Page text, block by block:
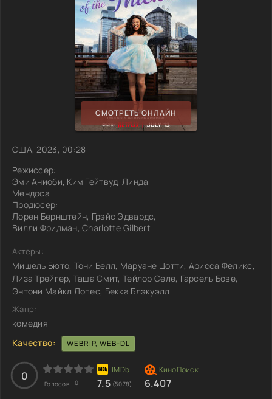
СМОТРЕТЬ ОНЛАЙН
США, 2023, 00:28
Режиссер:
Эми Аниоби, Ким Гейтвуд, Линда
Мендоса
Продюсер:
Лорен Бернштейн, Грэйс Эдвардс,
Вилли Фридман, Charlotte Gilbert
Актеры:
Мишель Бюто, Тони Белл, Маруане Цотти, Арисса Феликс,
Лиза Трейгер, Таша Смит, Тейлор Селе, Гарсель Бове,
Энтони Майкл Лопес, Бекка Блэкуэлл
Жанр:
комедия
Качество:
WEBRIP, WEB-DL
0
Голосов: 0 7.5 (5078) 6.407